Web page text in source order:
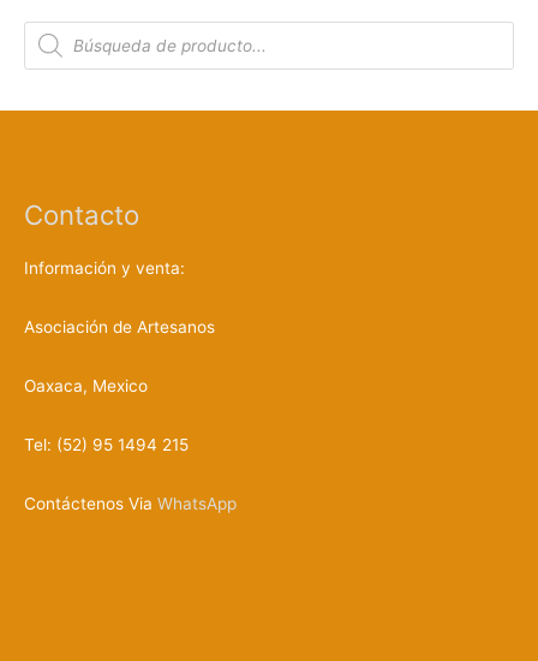
B
q
o
d
c
t
Contacto
Información y venta:
Asociación de Artesanos
Oaxaca, Mexico
Tel: (52) 95 1494 215
Contáctenos Via WhatsApp